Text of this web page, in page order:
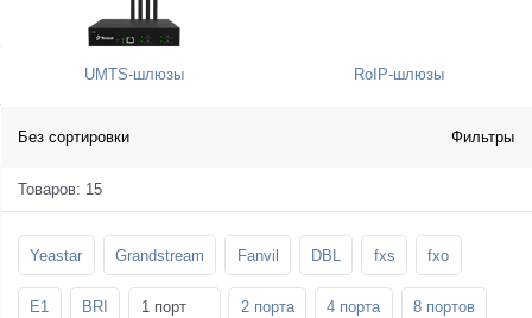
UMTS-шлюзы RoIP-шлюзы
Без сортировки Фильтры
Товаров: 15
Yeastar Grandstream Fanvil DBL fxs fxo
E1 BRI 1 порт 2 порта 4 порта 8 портов
Стойки и крепления для панелей и
телевизоров
Шахтные телефоны
SFP-модули
3G/4G LTE и ADSL модемы
Мобильные телефоны